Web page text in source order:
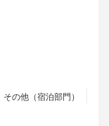
その他（宿泊部門）